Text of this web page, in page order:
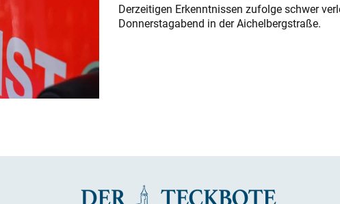
Derzeitigen Erkenntnissen zufolge schwer
Donnerstagabend in der Aichelbergstraße.